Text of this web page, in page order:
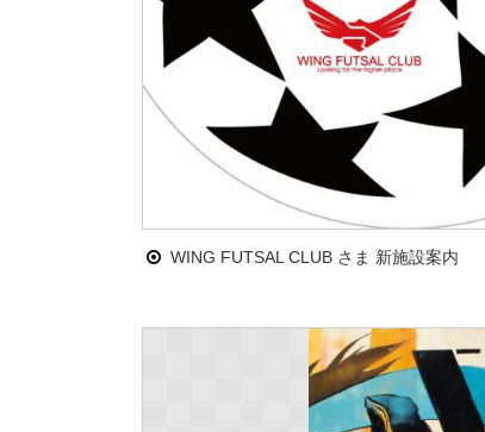
WING FUTSAL CLUB さま 新施設案内